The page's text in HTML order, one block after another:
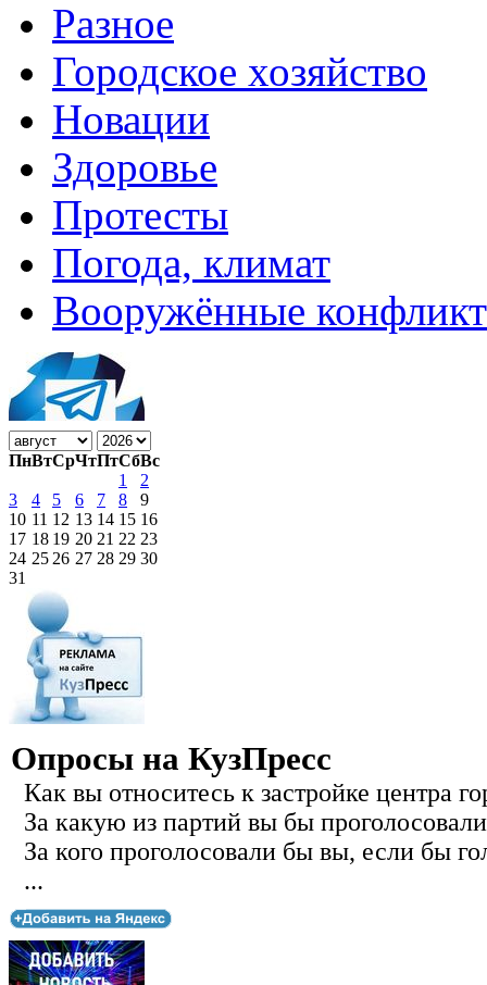
Разное
Городское хозяйство
Новации
Здоровье
Протесты
Погода, климат
Вооружённые
ПнВтСрЧтПтСбВс
1
2
3
4 5 6 7 8
9
10 11 12 13 14 15 16
17 18 19 20 21 22 23
24 25 26 27 28 29 30
31
Опросы на КузПресс
Как вы относитесь к застройке центра
За какую из партий вы бы
За кого проголосовали бы вы, если бы
...